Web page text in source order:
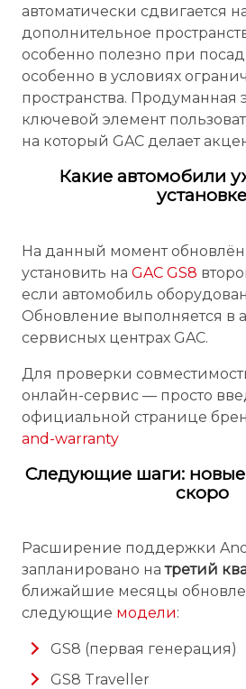
автоматически сдвигается
дополнительное
особенно полезно при
особенно в условиях
пространства.
ключевой элемент
на который GAC делает
Какие автомобили
установке
На данный момент
установить на GAC GS8
если автомобиль
Обновление выполняется в
сервисных центрах GAC.
Для проверки
онлайн-сервис — просто
официальной странице
and-warranty
Следующие шаги:
скоро
Расширение поддержки
запланировано натретий
ближайшие месяцы
следующие модели:
GS8 (первая генерация)
GS8 Traveller